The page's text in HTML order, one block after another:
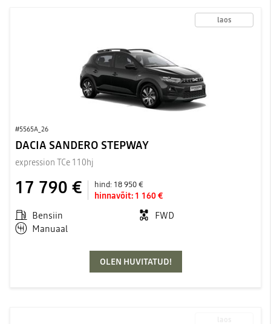
laos
#5565A_26
DACIA SANDERO STEPWAY
expression TCe 110hj
17 790 € hind: 18 950 €
hinnavõit: 1 160 €
Bensiin
FWD
Manuaal
OLEN HUVITATUD!